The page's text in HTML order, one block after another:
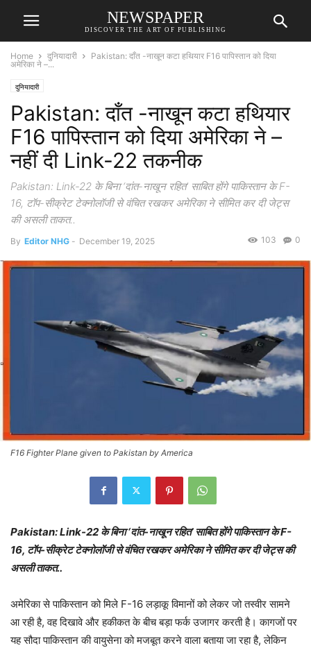
NEWSPAPER
DISCOVER THE ART OF PUBLISHING
Home दुनियादारी
Pakistan: दाँत -नाखून कटा हथियार F16 पापिस्तान को दिया
अमेरिका ने –...
दुनियादारी
Pakistan: दाँत -नाखून कटा हथियार
F16 पापिस्तान को दिया अमेरिका ने –
नहीं दी Link-22 तकनीक
Pakistan: Link-22 के बिना ‘दांत-नाखून रहित’ साबित होंगे पाकिस्तान के F-
16, टॉप-सीक्रेट टेक्नोलॉजी से वंचित रखकर अमेरिका ने सीमित कर दी जेट्स
की असली ताकत..
By Editor NHG - December 19, 2025 0
103
F16 Fighter Plane given to Pakistan by America
Pakistan: Link-22 के बिना ‘दांत-नाखून रहित’ साबित होंगे पाकिस्तान के F-
16, टॉप-सीक्रेट टेक्नोलॉजी से वंचित रखकर अमेरिका ने सीमित कर दी जेट्स की
असली ताकत..
अमेरिका से पाकिस्तान को मिले F-16 लड़ाकू विमानों को लेकर जो तस्वीर सामने
आ रही है, वह दिखावे और हकीकत के बीच बड़ा फर्क उजागर करती है। कागजों पर
यह सौदा पाकिस्तान की वायुसेना को मजबूत करने वाला बताया जा रहा है, लेकिन